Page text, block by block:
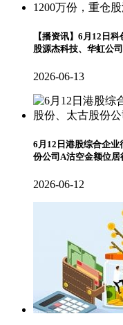
【播资讯】6月12日
股源杰科技、华虹公
2026-06-13
6月12日港股综合企
份公司A沽空金额位
2026-06-12